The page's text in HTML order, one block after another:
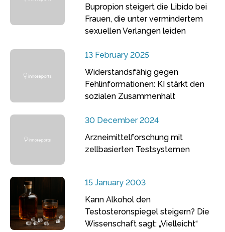
Bupropion steigert die Libido bei
Frauen, die unter vermindertem
sexuellen Verlangen leiden
13 February 2025
Widerstandsfähig gegen
Fehlinformationen: KI stärkt den
sozialen Zusammenhalt
30 December 2024
Arzneimittelforschung mit
zellbasierten Testsystemen
15 January 2003
Kann Alkohol den
Testosteronspiegel steigern? Die
Wissenschaft sagt: „Vielleicht“